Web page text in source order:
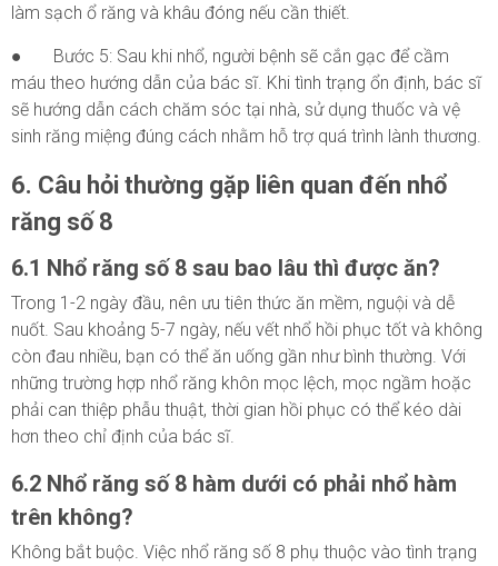
làm sạch ổ răng và khâu đóng nếu cần thiết.
● Bước 5: Sau khi nhổ, người bệnh sẽ cắn gạc để cầm
máu theo hướng dẫn của bác sĩ. Khi tình trạng ổn định, bác sĩ
sẽ hướng dẫn cách chăm sóc tại nhà, sử dụng thuốc và vệ
sinh răng miệng đúng cách nhằm hỗ trợ quá trình lành thương.
6. Câu hỏi thường gặp liên quan đến nhổ
răng số 8
6.1 Nhổ răng số 8 sau bao lâu thì được ăn?
Trong 1-2 ngày đầu, nên ưu tiên thức ăn mềm, nguội và dễ
nuốt. Sau khoảng 5-7 ngày, nếu vết nhổ hồi phục tốt và không
còn đau nhiều, bạn có thể ăn uống gần như bình thường. Với
những trường hợp nhổ răng khôn mọc lệch, mọc ngầm hoặc
phải can thiệp phẫu thuật, thời gian hồi phục có thể kéo dài
hơn theo chỉ định của bác sĩ.
6.2 Nhổ răng số 8 hàm dưới có phải nhổ hàm
trên không?
Không bắt buộc. Việc nhổ răng số 8 phụ thuộc vào tình trạng